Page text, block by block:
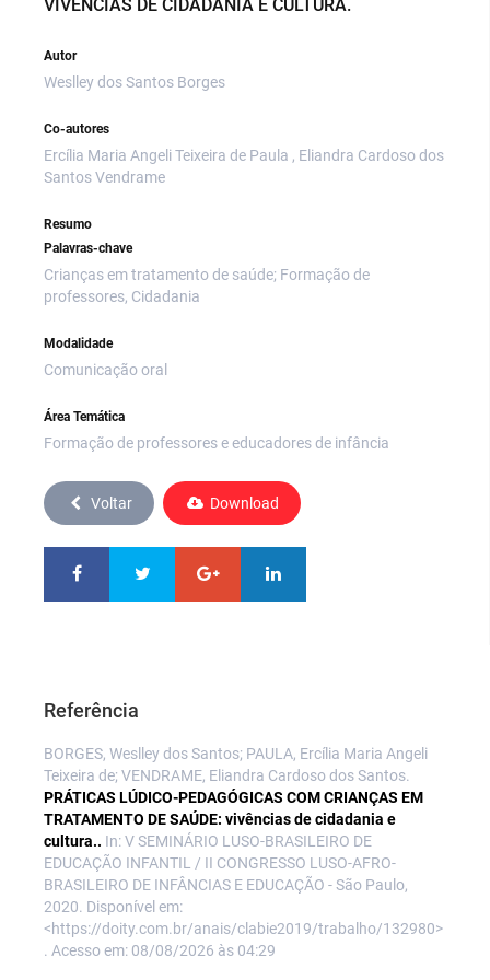
VIVÊNCIAS DE CIDADANIA E CULTURA.
Autor
Weslley dos Santos Borges
Co-autores
Ercília Maria Angeli Teixeira de Paula , Eliandra Cardoso dos
Santos Vendrame
Resumo
Palavras-chave
Crianças em tratamento de saúde; Formação de
professores, Cidadania
Modalidade
Comunicação oral
Área Temática
Formação de professores e educadores de infância
Voltar Download
Referência
BORGES, Weslley dos Santos; PAULA, Ercília Maria Angeli
Teixeira de; VENDRAME, Eliandra Cardoso dos Santos.
PRÁTICAS LÚDICO-PEDAGÓGICAS COM CRIANÇAS EM
TRATAMENTO DE SAÚDE: vivências de cidadania e
cultura.. In: V SEMINÁRIO LUSO-BRASILEIRO DE
EDUCAÇÃO INFANTIL / II CONGRESSO LUSO-AFRO-
BRASILEIRO DE INFÂNCIAS E EDUCAÇÃO - São Paulo,
2020. Disponível em:
<https://doity.com.br/anais/clabie2019/trabalho/132980>
. Acesso em: 08/08/2026 às 04:29